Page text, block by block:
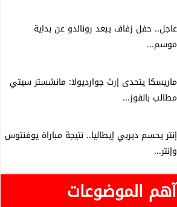
عاجل.. حفل زفاف يبعد رونالدو عن بداية
موسم...
ماريسكا يتحدى إرث جوارديولا: مانشستر سيتي
مطالب بالفوز...
إنتر يحسم ديربي إيطاليا.. نتيجة مباراة يوفنتوس
وإنتر...
آهم الموضوعات